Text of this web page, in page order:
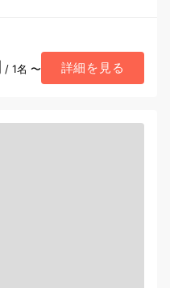
/ 1名 〜 詳細を見る